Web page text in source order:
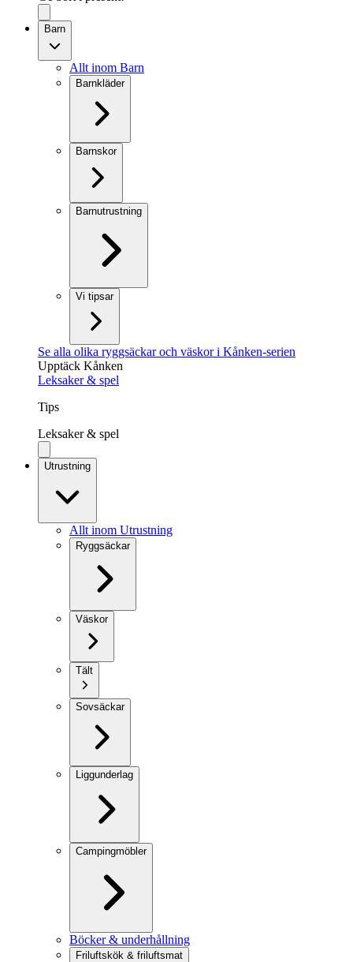
Barn
Allt inom Barn
Barnkläder
Barnskor
Barnutrustning
Vi tipsar
Se alla olika ryggsäckar och väskor i Kånken-serien
Upptäck Kånken
Leksaker & spel
Tips
Leksaker & spel
Utrustning
Allt inom Utrustning
Ryggsäckar
Väskor
Tält
Sovsäckar
Liggunderlag
Campingmöbler
Böcker & underhållning
Friluftskök & friluftsmat